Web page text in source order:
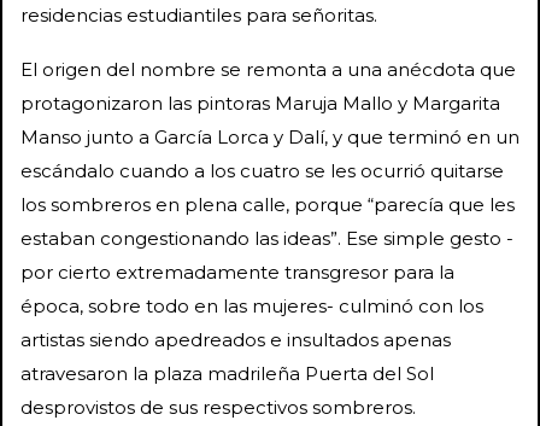
residencias estudiantiles para señoritas.
El origen del nombre se remonta a una anécdota que
protagonizaron las pintoras Maruja Mallo y Margarita
Manso junto a García Lorca y Dalí, y que terminó en un
escándalo cuando a los cuatro se les ocurrió quitarse
los sombreros en plena calle, porque “parecía que les
estaban congestionando las ideas”. Ese simple gesto -
por cierto extremadamente transgresor para la
época, sobre todo en las mujeres- culminó con los
artistas siendo apedreados e insultados apenas
atravesaron la plaza madrileña Puerta del Sol
desprovistos de sus respectivos sombreros.